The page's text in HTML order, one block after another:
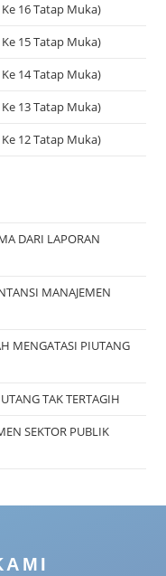
16 Tatap Muka)
15 Tatap Muka)
14 Tatap Muka)
13 Tatap Muka)
12 Tatap Muka)
DARI LAPORAN
MANAJEMEN
MENGATASI PIUTANG
TAK TERTAGIH
SEKTOR PUBLIK